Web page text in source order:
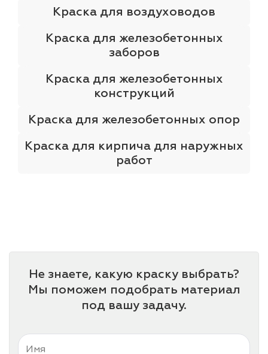
Краска для воздуховодов
Краска для железобетонных
заборов
Краска для железобетонных
конструкций
Краска для железобетонных опор
Краска для кирпича для наружных
работ
Не знаете, какую краску выбрать?
Мы поможем подобрать материал
под вашу задачу.